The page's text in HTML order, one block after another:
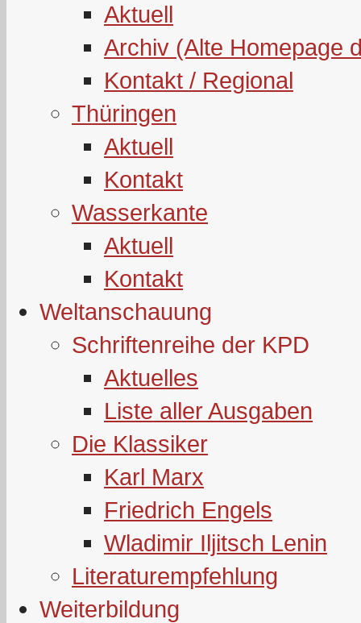
Aktuell
Archiv (Alte Homepage
Kontakt / Regional
Thüringen
Aktuell
Kontakt
Wasserkante
Aktuell
Kontakt
Weltanschauung
Schriftenreihe der KPD
Aktuelles
Liste aller Ausgaben
Die Klassiker
Karl Marx
Friedrich Engels
Wladimir Iljitsch Lenin
Literaturempfehlung
Weiterbildung